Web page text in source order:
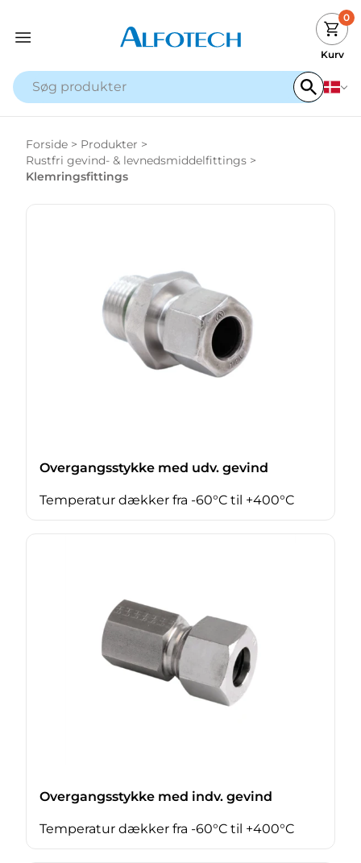
0
Kurv
Forside > Produkter >
Rustfri gevind- & levnedsmiddelfittings >
Klemringsfittings
Overgangsstykke med udv. gevind
Temperatur dækker fra -60°C til +400°C
Overgangsstykke med indv. gevind
Temperatur dækker fra -60°C til +400°C